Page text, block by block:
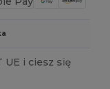
UE i ciesz się